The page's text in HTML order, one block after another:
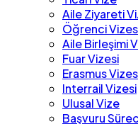
Aile Ziyareti
Öğrenci
Aile Birleşimi
Fuar Vizesi
Erasmus
Interrail Vizesi
Ulusal Vize
Başvuru